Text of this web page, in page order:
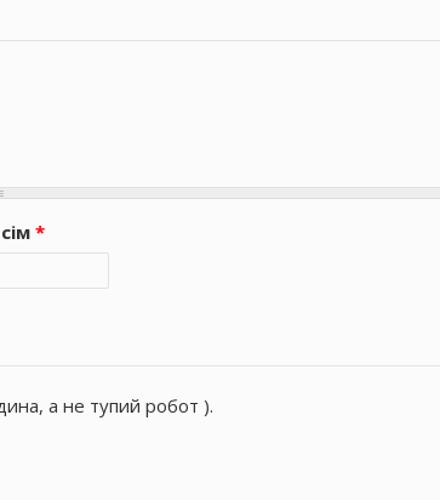
*
а не тупий робот ).